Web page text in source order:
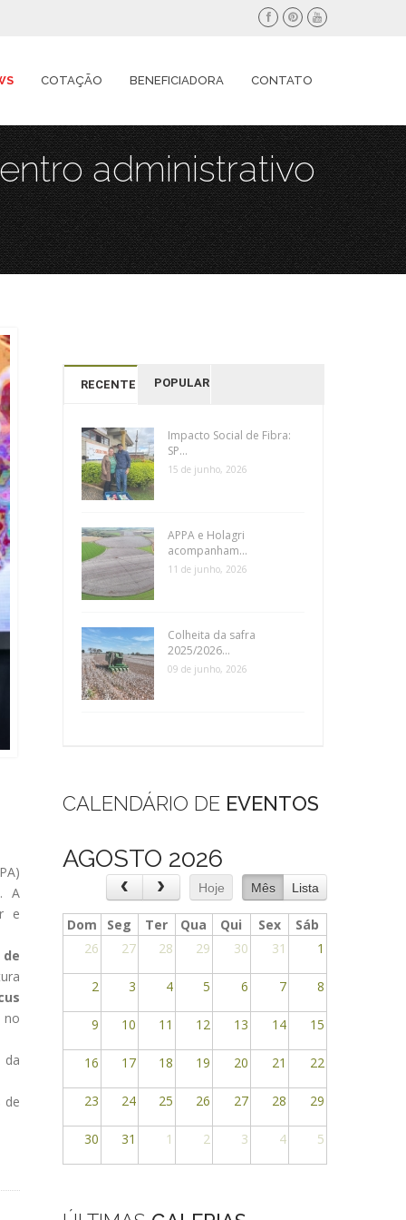
COTAÇÃO BENEFICIADORA CONTATO
administrativo
. A
e
no
da
de
RECENTES POPULAR
Impacto Social de Fibra:
SP...
15 de junho, 2026
APPA e Holagri
acompanham...
11 de junho, 2026
Colheita da safra
2025/2026...
09 de junho, 2026
CALENDÁRIO DE EVENTOS
AGOSTO 2026
Hoje Mês Lista
Dom Seg Ter Qua Qui Sex
Sáb
26
27 28 29 30 31 1
2 3 4 5 6 7 8
9 10 11 12 13 14 15
16 17 18 19 20 21 22
23 24 25 26 27 28 29
30 31 1 2 3 4 5